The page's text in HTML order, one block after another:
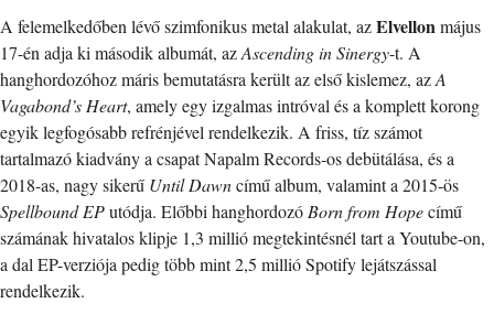
A felemelkedőben lévő szimfonikus metal alakulat, azElvellonmájus
17-én adja ki második albumát, azAscending in Sinergy-t. A
hanghordozóhoz máris bemutatásra került az első kislemez, azA
Vagabond’s Heart, amely egy izgalmas intróval és a komplett korong
egyik legfogósabb refrénjével rendelkezik. A friss, tíz számot
tartalmazó kiadvány a csapat Napalm Records-os debütálása, és a
2018-as, nagy sikerű Until Dawncímű album, valamint a 2015-ös
Spellbound EPutódja. Előbbi hanghordozó Born from Hopecímű
számának hivatalos klipje 1,3 millió megtekintésnél tart a Youtube-on,
a dal EP-verziója pedig több mint 2,5 millió Spotify lejátszással
rendelkezik.